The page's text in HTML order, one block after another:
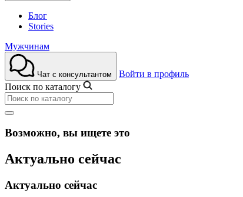
Блог
Stories
Мужчинам
Чат с консультантом
Войти в профиль
Поиск по каталогу
Возможно, вы ищете это
Актуально сейчас
Актуально сейчас